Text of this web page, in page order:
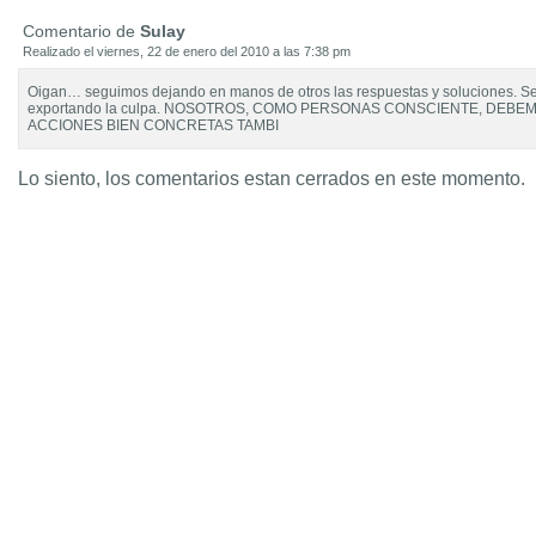
Comentario de Sulay
Realizado el viernes, 22 de enero del 2010 a las 7:38 pm
Oigan… seguimos dejando en manos de otros las respuestas y soluciones.
exportando la culpa. NOSOTROS, COMO PERSONAS CONSCIENTE,
ACCIONES BIEN CONCRETAS TAMBI
Lo siento, los comentarios estan cerrados en este momento.